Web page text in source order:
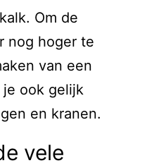
Om de
nog hoger te
van een
ook gelijk
en kranen.
vele